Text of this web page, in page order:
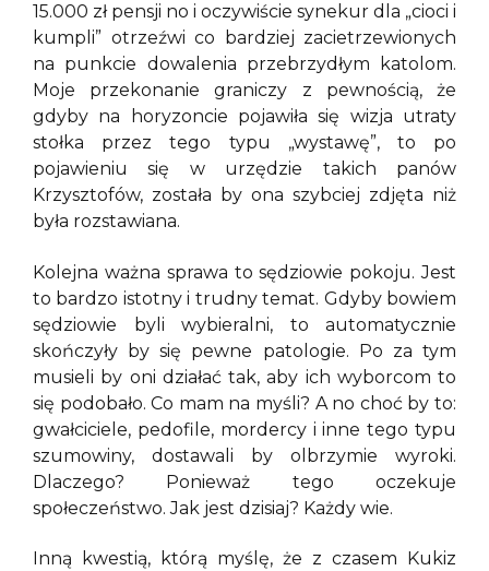
15.000 zł pensji no i oczywiście synekur dla „cioci i
kumpli” otrzeźwi co bardziej zacietrzewionych
na punkcie dowalenia przebrzydłym katolom.
Moje przekonanie graniczy z pewnością, że
gdyby na horyzoncie pojawiła się wizja utraty
stołka przez tego typu „wystawę”, to po
pojawieniu się w urzędzie takich panów
Krzysztofów, została by ona szybciej zdjęta niż
była rozstawiana.
Kolejna ważna sprawa to sędziowie pokoju. Jest
to bardzo istotny i trudny temat. Gdyby bowiem
sędziowie byli wybieralni, to automatycznie
skończyły by się pewne patologie. Po za tym
musieli by oni działać tak, aby ich wyborcom to
się podobało. Co mam na myśli? A no choć by to:
gwałciciele, pedofile, mordercy i inne tego typu
szumowiny, dostawali by olbrzymie wyroki.
Dlaczego? Ponieważ tego oczekuje
społeczeństwo. Jak jest dzisiaj? Każdy wie.
Inną kwestią, którą myślę, że z czasem Kukiz